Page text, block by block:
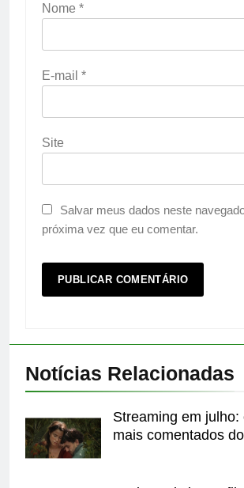
Nome *
E-mail *
Site
Salvar meus dados neste
próxima vez que eu comentar.
Notícias Relacionadas
Streaming em julho:
mais comentados